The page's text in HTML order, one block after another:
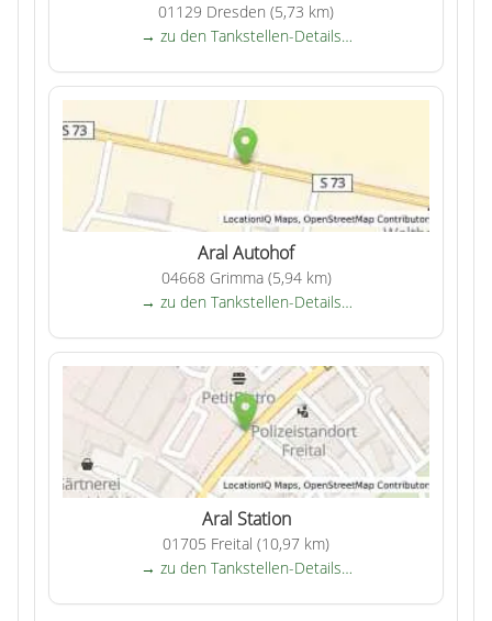
01129 Dresden (5,73 km)
→ zu den Tankstellen-Details…
Aral Autohof
04668 Grimma (5,94 km)
→ zu den Tankstellen-Details…
Aral Station
01705 Freital (10,97 km)
→ zu den Tankstellen-Details…